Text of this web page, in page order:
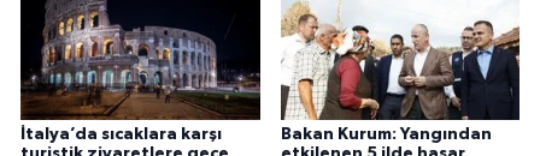
İtalya’da sıcaklara karşı
Bakan Kurum: Yangından